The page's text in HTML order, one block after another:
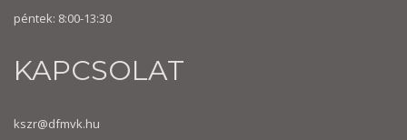
péntek: 8:00-13:30
KAPCSOLAT
kszr@dfmvk.hu